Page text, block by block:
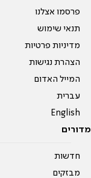
פרסמו אצלנו
תנאי שימוש
מדיניות פרטיות
הצהרת נגישות
המייל האדום
עברית
English
מדורים
חדשות
מבזקים